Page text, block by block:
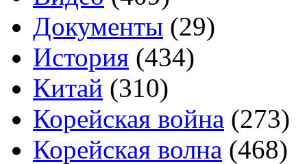
Документы (29)
История (434)
Китай (310)
Корейская война (273)
Корейская волна (468)